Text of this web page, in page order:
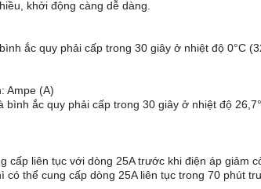
khởi động càng dễ dàng.
ắc quy phải cấp trong 30 giây ở nhiệt độ 0°C
Ampe (A)
ắc quy phải cấp trong 30 giây ở nhiệt độ
cấp liên tục với dòng 25A trước khi điện áp giảm
thể cung cấp dòng 25A liên tục trong 70 phút